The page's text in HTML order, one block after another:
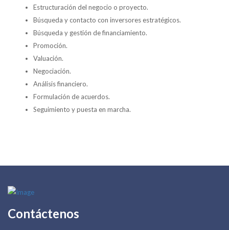
Estructuración del negocio o proyecto.
Búsqueda y contacto con inversores estratégicos.
Búsqueda y gestión de financiamiento.
Promoción.
Valuación.
Negociación.
Análisis financiero.
Formulación de acuerdos.
Seguimiento y puesta en marcha.
Contáctenos